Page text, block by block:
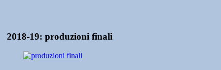
2018-19: produzioni finali